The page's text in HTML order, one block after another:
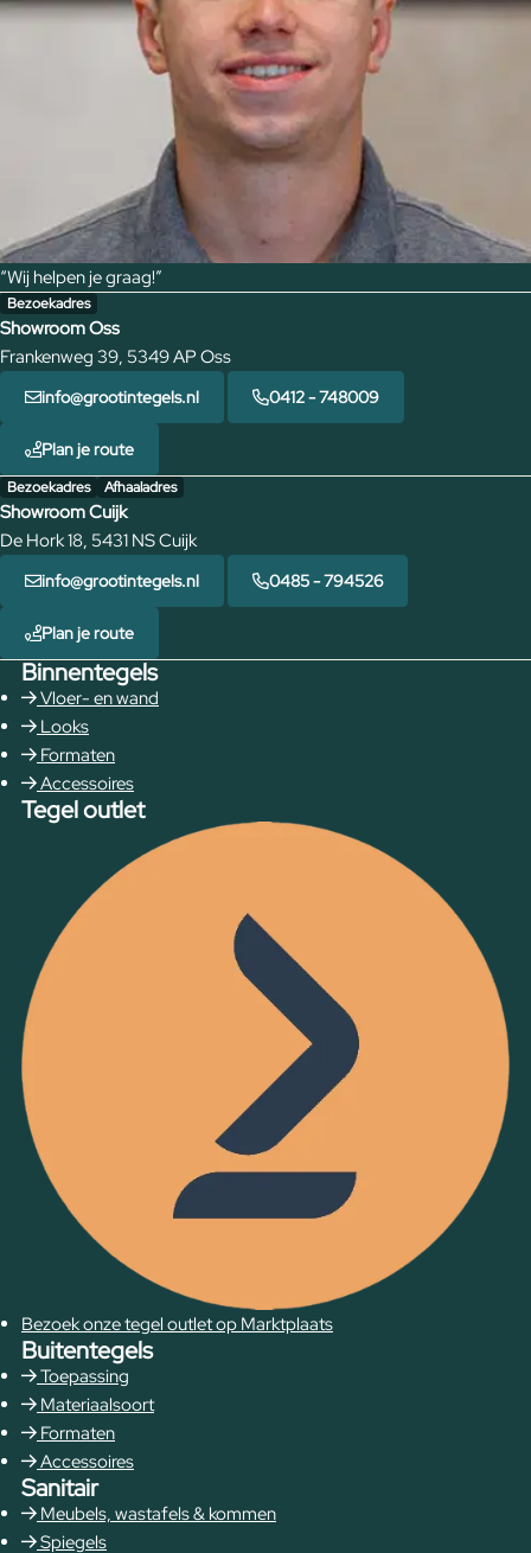
“Wij helpen je graag!”
Bezoekadres
Showroom Oss
Frankenweg 39, 5349 AP Oss
info@grootintegels.nl 0412 - 748009
Plan je route
Bezoekadres Afhaaladres
Showroom Cuijk
De Hork 18, 5431 NS Cuijk
info@grootintegels.nl 0485 - 794526
Plan je route
Binnentegels
Vloer- en wand
Looks
Formaten
Accessoires
Tegel outlet
Bezoek onze tegel outlet op Marktplaats
Buitentegels
Toepassing
Materiaalsoort
Formaten
Accessoires
Sanitair
Meubels, wastafels & kommen
Spiegels